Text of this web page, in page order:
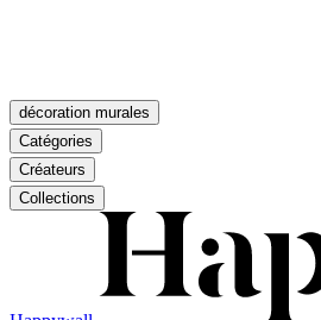
décoration murales
Catégories
Créateurs
Collections